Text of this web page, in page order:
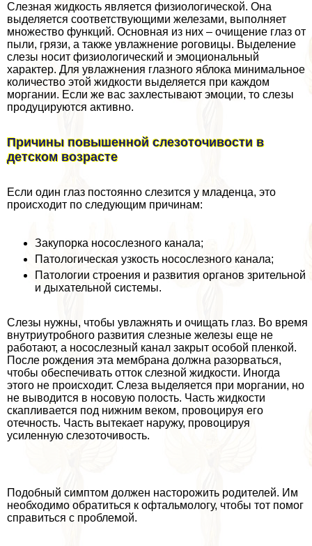
Слезная жидкость является физиологической. Она
выделяется соответствующими железами, выполняет
множество функций. Основная из них – очищение глаз от
пыли, грязи, а также увлажнение роговицы. Выделение
слезы носит физиологический и эмоциональный
хаpaктер. Для увлажнения глазного яблока минимальное
количество этой жидкости выделяется при каждом
моргании. Если же вас захлестывают эмоции, то слезы
продуцируются активно.
Причины повышенной слезоточивости в
детском возрасте
Если один глаз постоянно слезится у младенца, это
происходит по следующим причинам:
Закупорка носослезного канала;
Патологическая узкость носослезного канала;
Патологии строения и развития органов зрительной
и дыхательной системы.
Слезы нужны, чтобы увлажнять и очищать глаз. Во время
внутриутробного развития слезные железы еще не
работают, а носослезный канал закрыт особой пленкой.
После рождения эта мембрана должна разорваться,
чтобы обеспечивать отток слезной жидкости. Иногда
этого не происходит. Слеза выделяется при моргании, но
не выводится в носовую полость. Часть жидкости
скапливается под нижним веком, провоцируя его
отечность. Часть вытекает наружу, провоцируя
усиленную слезоточивость.
Подобный симптом должен насторожить родителей. Им
необходимо обратиться к офтальмологу, чтобы тот помог
справиться с проблемой.